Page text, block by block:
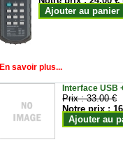
Ajouter au panier
En savoir plus...
Interface USB
Prix :33.00 €
Notre prix :
Ajouter au